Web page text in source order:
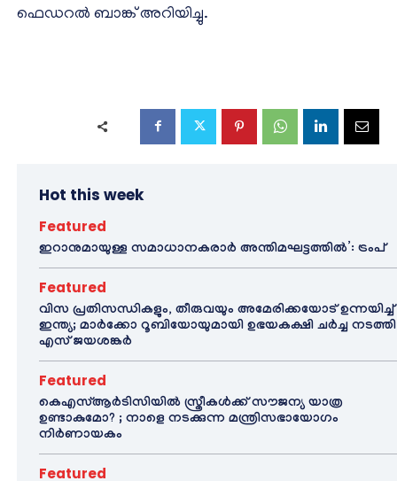
ഫെഡറൽ ബാങ്ക് അറിയിച്ചു.
Hot this week
Featured
ഇറാനുമായുള്ള സമാധാനകരാർ അന്തിമഘട്ടത്തിൽ‌’: ട്രംപ്
Featured
വിസ പ്രതിസന്ധികളും, തീരുവയും അമേരിക്കയോട് ഉന്നയിച്ച്
ഇന്ത്യ; മാർക്കോ റൂബിയോയുമായി ഉഭയകക്ഷി ചർച്ച നടത്തി
എസ് ജയശങ്കർ
Featured
കെഎസ്ആർടിസിയിൽ സ്ത്രീകൾക്ക് സൗജന്യ യാത്ര
ഉണ്ടാകുമോ? ; നാളെ നടക്കുന്ന മന്ത്രിസഭായോഗം
നിർണായകം
Featured